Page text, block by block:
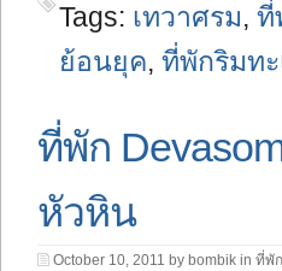
Tags: เทวาศรม, ที่ั
ย้อนยุค, ที่พักริมท
ที่พัก
หัวหิน
October 10, 2011 by bombik in ที่พั